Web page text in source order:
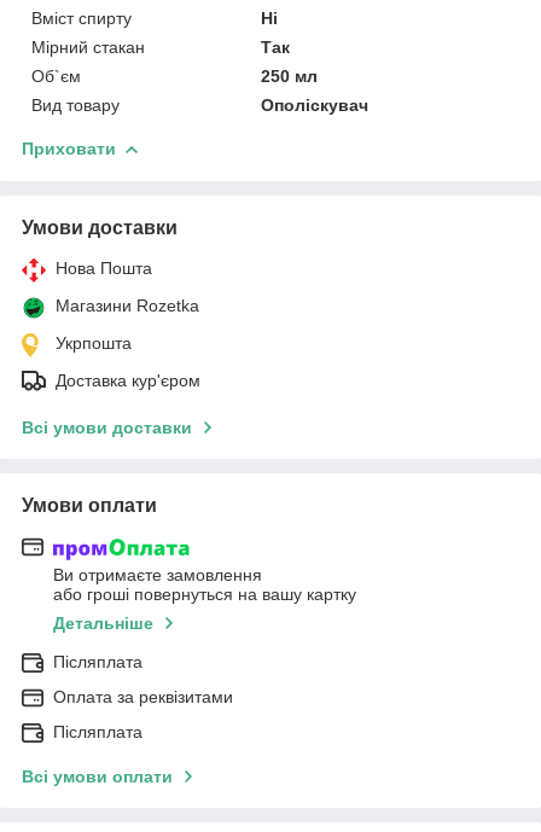
Вміст спирту
Ні
Мірний стакан
Так
Об`єм
250 мл
Вид товару
Ополіскувач
Приховати
Умови доставки
Нова Пошта
Магазини Rozetka
Укрпошта
Доставка кур'єром
Всі умови доставки
Умови оплати
Ви отримаєте замовлення
або гроші повернуться на вашу картку
Детальніше
Післяплата
Оплата за реквізитами
Післяплата
Всі умови оплати